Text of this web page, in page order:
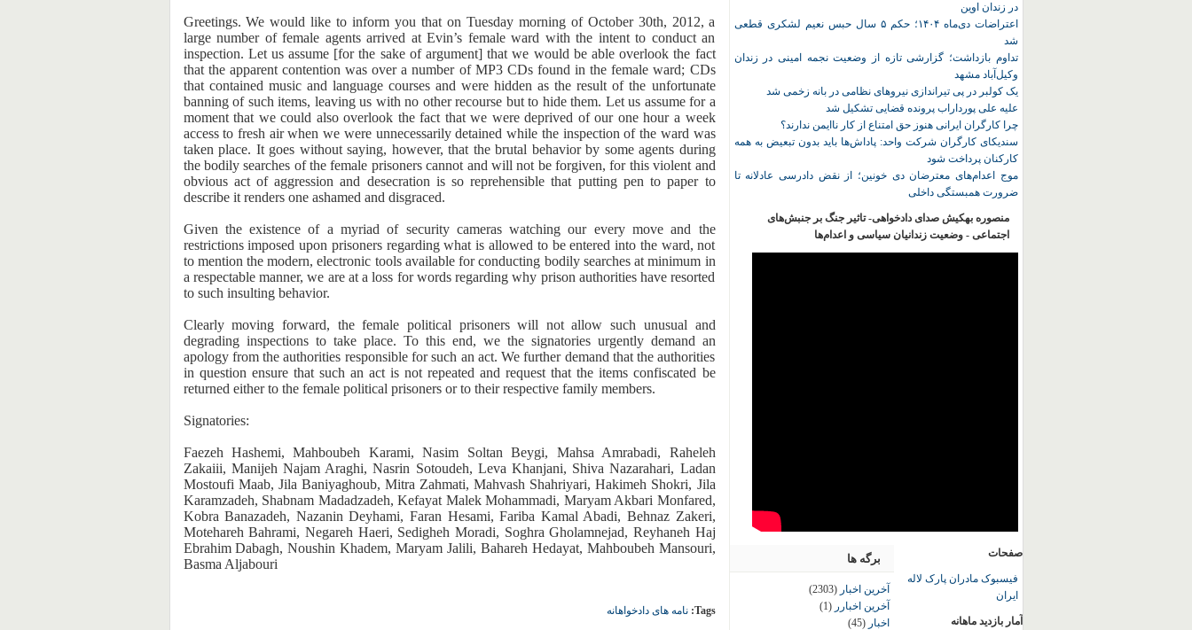
Greetings. We would like to inform you that on Tuesday morning of October 30th, 2012, a
large number of female agents arrived at Evin’s female ward with the intent to conduct an
inspection. Let us assume [for the sake of argument] that we would be able overlook the fact
that the apparent contention was over a number of MP3 CDs found in the female ward; CDs
that contained music and language courses and were hidden as the result of the unfortunate
banning of such items, leaving us with no other recourse but to hide them. Let us assume for a
moment that we could also overlook the fact that we were deprived of our one hour a week
access to fresh air when we were unnecessarily detained while the inspection of the ward was
taken place. It goes without saying, however, that the brutal behavior by some agents during
the bodily searches of the female prisoners cannot and will not be forgiven, for this violent and
obvious act of aggression and desecration is so reprehensible that putting pen to paper to
describe it renders one ashamed and disgraced.
Given the existence of a myriad of security cameras watching our every move and the
restrictions imposed upon prisoners regarding what is allowed to be entered into the ward, not
to mention the modern, electronic tools available for conducting bodily searches at minimum in
a respectable manner, we are at a loss for words regarding why prison authorities have resorted
to such insulting behavior.
Clearly moving forward, the female political prisoners will not allow such unusual and
degrading inspections to take place. To this end, we the signatories urgently demand an
apology from the authorities responsible for such an act. We further demand that the authorities
in question ensure that such an act is not repeated and request that the items confiscated be
returned either to the female political prisoners or to their respective family members.
Signatories:
Faezeh Hashemi, Mahboubeh Karami, Nasim Soltan Beygi, Mahsa Amrabadi, Raheleh
Zakaiii, Manijeh Najam Araghi, Nasrin Sotoudeh, Leva Khanjani, Shiva Nazarahari, Ladan
Mostoufi Maab, Jila Baniyaghoub, Mitra Zahmati, Mahvash Shahriyari, Hakimeh Shokri, Jila
Karamzadeh, Shabnam Madadzadeh, Kefayat Malek Mohammadi, Maryam Akbari Monfared,
Kobra Banazadeh, Nazanin Deyhami, Faran Hesami, Fariba Kamal Abadi, Behnaz Zakeri,
Motehareh Bahrami, Negareh Haeri, Sedigheh Moradi, Soghra Gholamnejad, Reyhaneh Haj
Ebrahim Dabagh, Noushin Khadem, Maryam Jalili, Bahareh Hedayat, Mahboubeh Mansouri,
Basma Aljabouri
Tags: نامه های دادخواهانه
در زندان اوین
اعتراضات دی‌ماه ۱۴۰۴؛ حکم ۵ سال حبس نعیم لشکری قطعی
شد
تداوم بازداشت؛ گزارشی تازه از وضعیت نجمه امینی در زندان
وکیل‌آباد مشهد
یک کولبر در پی تیراندازی نیروهای نظامی در بانه زخمی شد
علیه علی پورداراب پرونده قضایی تشکیل شد
چرا کارگران ایرانی هنوز حق امتناع از کار ناایمن ندارند؟
سندیکای کارگران شرکت واحد: پاداش‌ها باید بدون تبعیض به همه
کارکنان پرداخت شود
موج اعدام‌های معترضان دی‌ خونین؛ از نقض دادرسی عادلانه تا
ضرورت همبستگی داخلی
منصوره بهکیش صدای دادخواهی- تاثیر جنگ بر جنبش‌های
اجتماعی - وضعیت زندانیان سیاسی و اعدام‌ها
برگه ها
آخرین اخبار (2303)
آخرین اخبارر (1)
اخبار (45)
صفحات
فیسبوک مادران پارک لاله
ایران
آمار بازدید ماهانه